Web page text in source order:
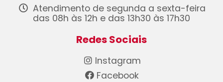
Atendimento de segunda a sexta-feira
das 08h às 12h e das 13h30 às 17h30
Redes Sociais
Instagram
Facebook